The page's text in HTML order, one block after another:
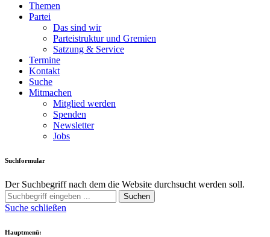
Themen
Partei
Das sind wir
Parteistruktur und Gremien
Satzung & Service
Termine
Kontakt
Suche
Mitmachen
Mitglied werden
Spenden
Newsletter
Jobs
Suchformular
Der Suchbegriff nach dem die Website durchsucht werden soll.
Suchen
Suche schließen
Hauptmenü: